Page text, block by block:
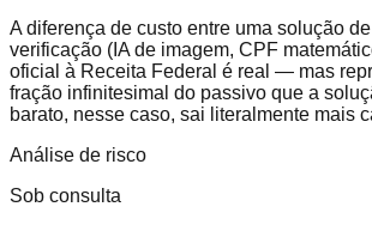
A diferença de custo entre uma solução
verificação (IA de imagem, CPF
oficial à Receita Federal é real — mas
fração infinitesimal do passivo que a
barato, nesse caso, sai literalmente mais
Análise de risco
Sob consulta